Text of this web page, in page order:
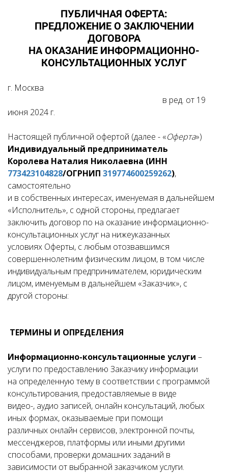
ПУБЛИЧНАЯ ОФЕРТА:
ПРЕДЛОЖЕНИЕ О ЗАКЛЮЧЕНИИ
ДОГОВОРА
НА ОКАЗАНИЕ ИНФОРМАЦИОННО-
КОНСУЛЬТАЦИОННЫХ УСЛУГ
г. Москва
в ред. от 19
июня 2024 г.
Настоящей публичной офертой (далее - «Оферта»)
Индивидуальный предприниматель
Королева Наталия Николаевна (ИНН
773423104828/ОГРНИП 319774600259262),
самостоятельно
и в собственных интересах, именуемая в дальнейшем
«Исполнитель», с одной стороны, предлагает
заключить договор по на оказание информационно-
консультационных услуг на нижеуказанных
условиях Оферты, с любым отозвавшимся
совершеннолетним физическим лицом, в том числе
индивидуальным предпринимателем, юридическим
лицом, именуемым в дальнейшем «Заказчик», с
другой стороны:
ТЕРМИНЫ И ОПРЕДЕЛЕНИЯ
Информационно-консультационные услуги –
услуги по предоставлению Заказчику информации
на определенную тему в соответствии с программой
консультирования, предоставляемые в виде
видео-, аудио записей, онлайн консультаций, любых
иных формах, оказываемые при помощи
различных онлайн сервисов, электронной почты,
мессенджеров, платформы или иными другими
способами, проверки домашних заданий в
зависимости от выбранной заказчиком услуги.